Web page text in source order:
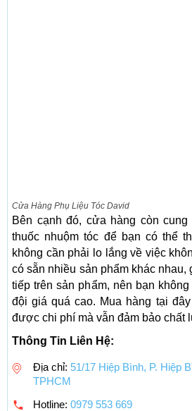
Cửa Hàng Phụ Liệu Tóc David
Bên cạnh đó, cửa hàng còn
thuốc nhuộm tóc để bạn có thể
không cần phải lo lắng về việc
có sẵn nhiều sản phẩm khác
tiếp trên sản phẩm, nên bạn
đội giá quá cao. Mua hàng tại
được chi phí mà vẫn đảm bảo chất
Thông Tin Liên Hệ:
Địa chỉ: 51/17 Hiệp Bình, P. Hiệp
TPHCM
Hotline: 0979 553 669